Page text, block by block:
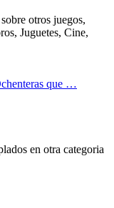
otros juegos,
Juguetes, Cine,
que …
en otra categoria